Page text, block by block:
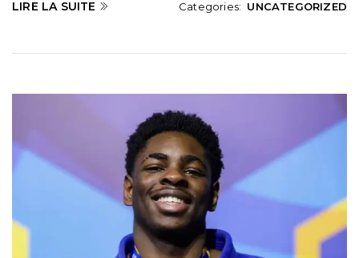
Categories: UNCATEGORIZED
LIRE LA SUITE